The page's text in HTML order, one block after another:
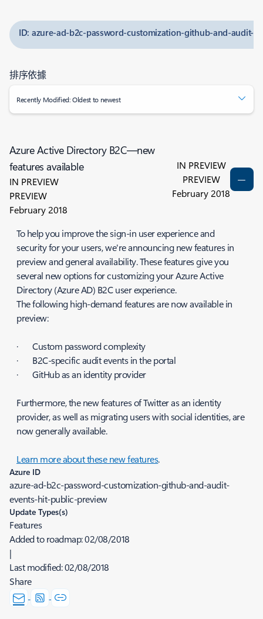
ID: azure-ad-b2c-password-customization-github-and-audit-
排序依據
Recently Modified: Oldest to newest
Azure Active Directory B2C—new
features available
IN PREVIEW
PREVIEW
February 2018
IN PREVIEW
PREVIEW
February 2018
To help you improve the sign-in user experience and
security for your users, we're announcing new features in
preview and general availability. These features give you
several new options for customizing your Azure Active
Directory (Azure AD) B2C user experience.
The following high-demand features are now available in
preview:
· Custom password complexity
· B2C-specific audit events in the portal
· GitHub as an identity provider
Furthermore, the new features of Twitter as an identity
provider, as well as migrating users with social identities, are
now generally available.
Learn more about these new features.
Azure ID
azure-ad-b2c-password-customization-github-and-audit-
events-hit-public-preview
Update Types(s)
Features
Added to roadmap:02/08/2018
|
Last modified:02/08/2018
Share